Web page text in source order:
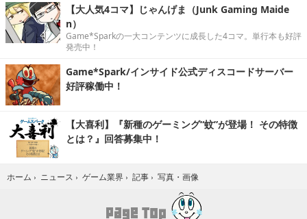
【大人気4コマ】じゃんげま（Junk Gaming Maide
n）
Game*Sparkの一大コンテンツに成長した4コマ。単行本も好評
発売中！
Game*Spark/インサイド公式ディスコードサーバー
好評稼働中！
【大喜利】『新種のゲーミング“蚊”が登場！ その特徴
とは？』回答募集中！
ホーム › ニュース › ゲーム業界 › 記事 › 写真・画像